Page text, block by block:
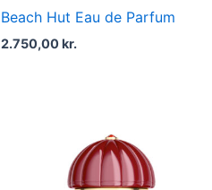
Beach Hut Eau de Parfum
2.750,00kr.